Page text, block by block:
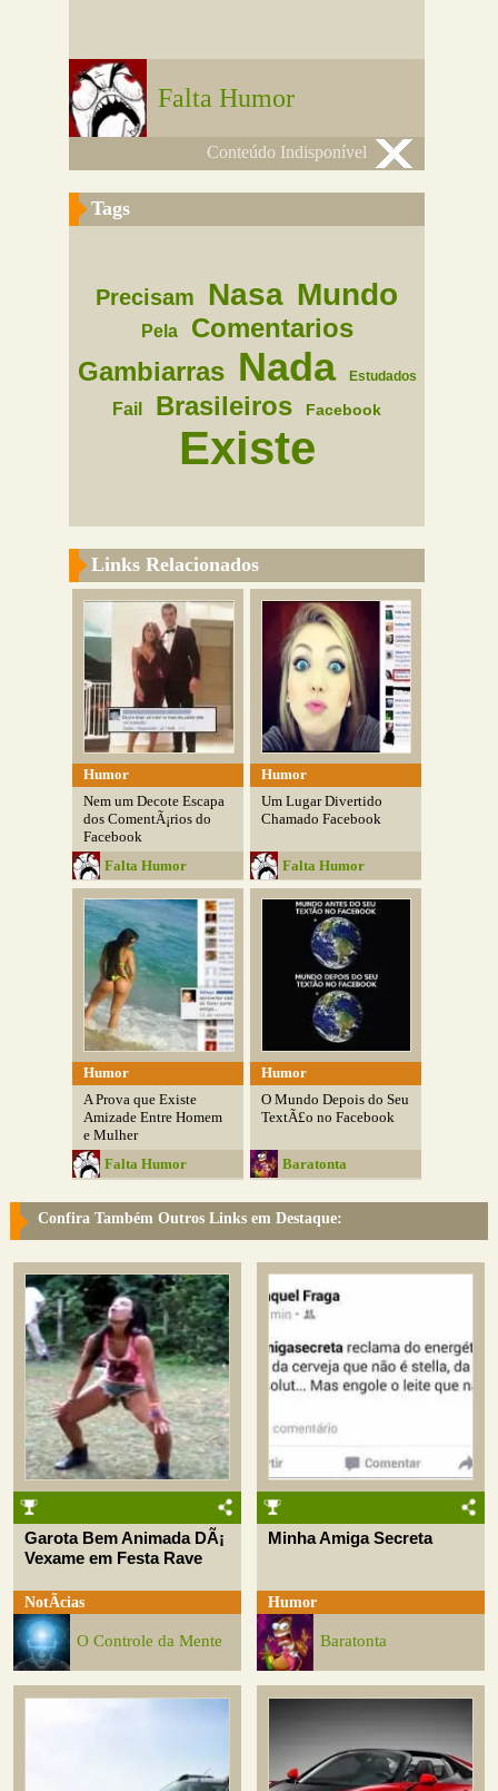
Falta Humor
Conteúdo Indisponível
Tags
Precisam Nasa Mundo
Pela
Comentarios
Gambiarras Nada Estudados
Fail Brasileiros Facebook
Existe
Links Relacionados
Humor
Nem um Decote Escapa
dos ComentÃ¡rios do
Facebook
Falta Humor
Humor
Um Lugar Divertido
Chamado Facebook
Falta Humor
Humor
A Prova que Existe
Amizade Entre Homem
e Mulher
Falta Humor
Humor
O Mundo Depois do Seu
TextÃ£o no Facebook
Baratonta
Confira Também Outros Links em Destaque:
Garota Bem Animada DÃ¡
Vexame em Festa Rave
NotÃ­cias
O Controle da Mente
Minha Amiga Secreta
Humor
Baratonta